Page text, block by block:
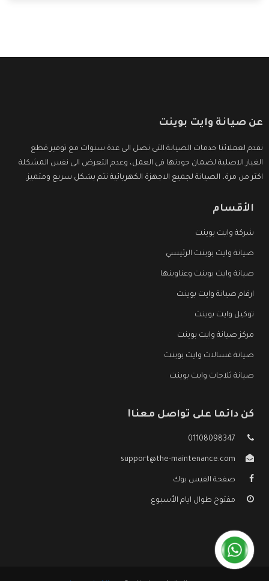
عن صيانة وايت بوينت
نقدم لعملائنا خدمات الصيانة التى تصل الى عدة سنوات مع توفير قطع
الغيار الاصلية لضمان جودتها فى العمل، وعدم التعرض الى نفس المشكلة
اكثر من مرة، الصيانة لجميع الاجهزة الكهربائية تتم بشكل سريع ومتميز.
الأقسام
شركة وايت بوينت
صيانة وايت بوينت الرئيسي
صيانة وايت بوينت وعناوينها
ارقام صيانة وايت بوينت
توكيل وايت بوينت
مركز صيانة وايت بوينت
صيانة غسالات وايت بوينت
صيانة ثلاجات وايت بوينت
كن دائما على تواصل معنا!
01108098347
support@the-maintenance.com
صفحة الفيس بوك
مفتوح طوال ايام الأسبوع